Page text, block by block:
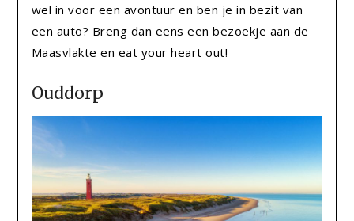
wel in voor een avontuur en ben je in bezit van
een auto? Breng dan eens een bezoekje aan de
Maasvlakte en eat your heart out!
Ouddorp